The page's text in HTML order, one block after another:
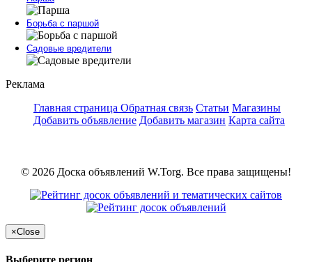
Борьба с паршой
Садовые вредители
Реклама
Главная страница Обратная связь Статьи Магазины
Добавить объявление Добавить магазин Карта сайта
© 2026 Доска объявлений W.Torg. Все права защищены!
×Close
Выберите регион